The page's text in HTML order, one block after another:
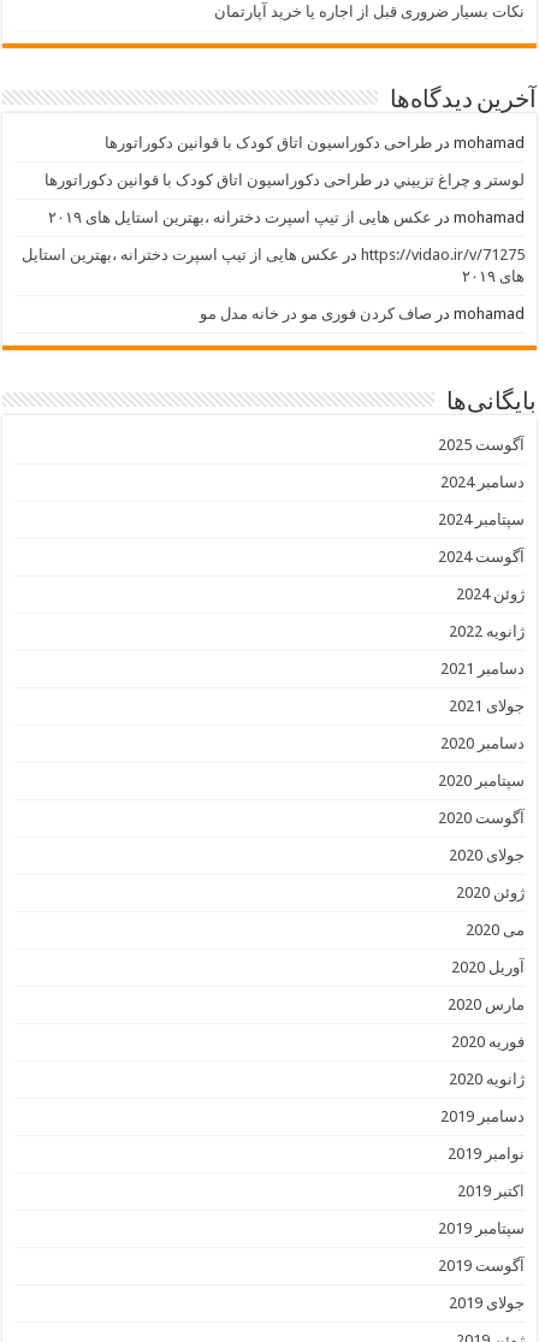
نکات بسیار ضروری قبل از اجاره یا خرید آپارتمان
آخرین دیدگاه‌ها
mohamad درطراحی دکوراسیون اتاق کودک با قوانین دکوراتورها
لوستر و چراغ تزييني درطراحی دکوراسیون اتاق کودک با قوانین دکوراتورها
mohamad در عکس هایی از تیپ اسپرت دخترانه ،بهترین استایل های ۲۰۱۹
https://vidao.ir/v/71275 در عکس هایی از تیپ اسپرت دخترانه ،بهترین استایل
های ۲۰۱۹
mohamad در صاف کردن فوری مو در خانه مدل مو
بایگانی‌ها
آگوست 2025
دسامبر 2024
سپتامبر 2024
آگوست 2024
ژوئن 2024
ژانویه 2022
دسامبر 2021
جولای 2021
دسامبر 2020
سپتامبر 2020
آگوست 2020
جولای 2020
ژوئن 2020
می 2020
آوریل 2020
مارس 2020
فوریه 2020
ژانویه 2020
دسامبر 2019
نوامبر 2019
اکتبر 2019
سپتامبر 2019
آگوست 2019
جولای 2019